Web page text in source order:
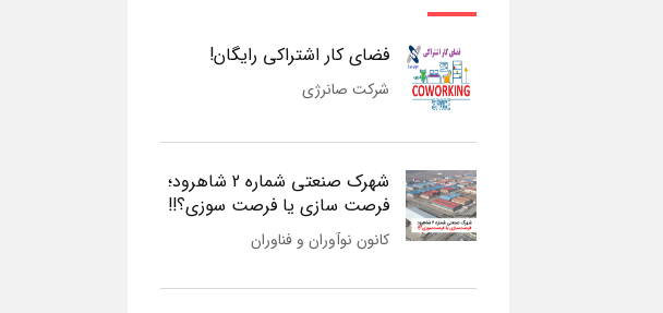
فضای کار اشتراکی رایگان!
شرکت صانرژی
شهرک صنعتی شماره 2 شاهرود؛
فرصت سازی یا فرصت سوزی؟!!
کانون نوآوران و فناوران